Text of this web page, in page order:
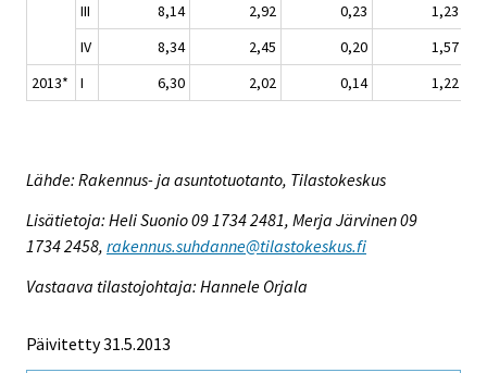
III
8,14 2,92 0,23
1,23
IV
8,34 2,45 0,20
1,57
2013*
I 6,30 2,02 0,14 1,22
Lähde: Rakennus- ja asuntotuotanto, Tilastokeskus
Lisätietoja: Heli Suonio 09 1734 2481, Merja Järvinen 09
1734 2458, rakennus.suhdanne@tilastokeskus.fi
Vastaava tilastojohtaja: Hannele Orjala
Päivitetty 31.5.2013